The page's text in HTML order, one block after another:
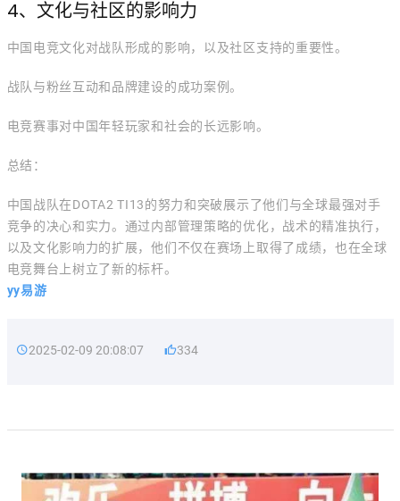
4、文化与社区的影响力
中国电竞文化对战队形成的影响，以及社区支持的重要性。
战队与粉丝互动和品牌建设的成功案例。
电竞赛事对中国年轻玩家和社会的长远影响。
总结：
中国战队在DOTA2 TI13的努力和突破展示了他们与全球最强对手
竞争的决心和实力。通过内部管理策略的优化，战术的精准执行，
以及文化影响力的扩展，他们不仅在赛场上取得了成绩，也在全球
电竞舞台上树立了新的标杆。
yy易游
2025-02-09 20:08:07 334